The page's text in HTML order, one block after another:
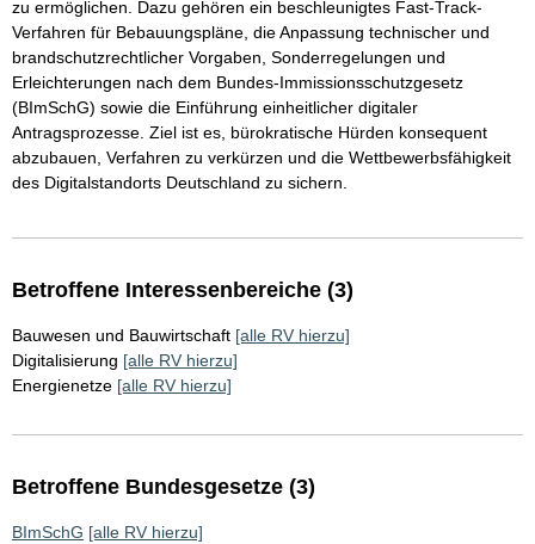
zu ermöglichen. Dazu gehören ein beschleunigtes Fast-Track-
Verfahren für Bebauungspläne, die Anpassung technischer und
brandschutzrechtlicher Vorgaben, Sonderregelungen und
Erleichterungen nach dem Bundes-Immissionsschutzgesetz
(BImSchG) sowie die Einführung einheitlicher digitaler
Antragsprozesse. Ziel ist es, bürokratische Hürden konsequent
abzubauen, Verfahren zu verkürzen und die Wettbewerbsfähigkeit
des Digitalstandorts Deutschland zu sichern.
Betroffene Interessenbereiche (3)
Bauwesen und Bauwirtschaft [alle RV hierzu]
Digitalisierung [alle RV hierzu]
Energienetze [alle RV hierzu]
Betroffene Bundesgesetze (3)
BImSchG [alle RV hierzu]